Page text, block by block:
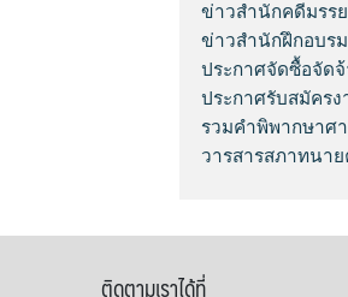
ข่าวสำนักคดีมรร
ข่าวสำนักฝึกอบร
ประกาศจัดซื้อจัดจ้
ประกาศรับสมัครง
รวมคำพิพากษาศ
วารสารสภาทนา
ติดตามเราได้ที่